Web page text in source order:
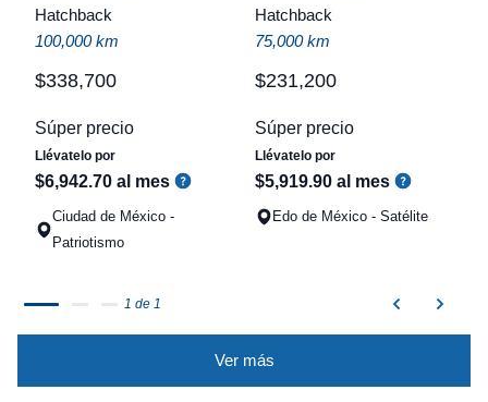
Hatchback
100,000 km
$338,700
Súper precio
Llévatelo por
$6,942.70 al mes
Ciudad de México -
Patriotismo
Hatchback
75,000 km
$231,200
Súper precio
Llévatelo por
$5,919.90 al mes
Edo de México - Satélite
1 de 1
Ver más